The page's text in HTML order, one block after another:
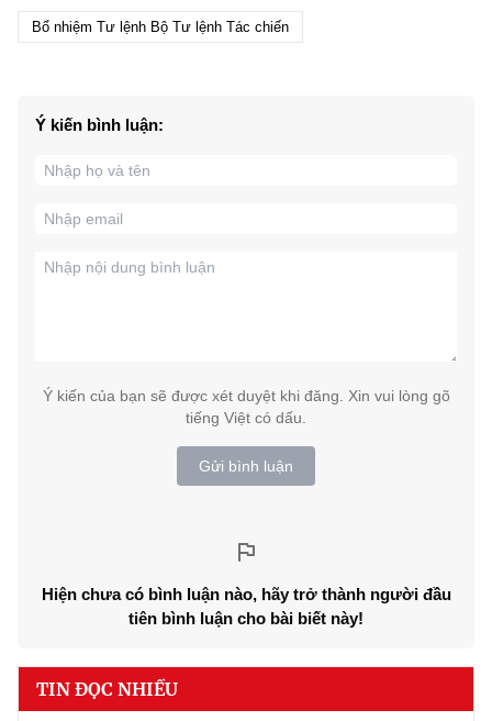
Bổ nhiệm Tư lệnh Bộ Tư lệnh Tác chiến
Ý kiến bình luận:
Ý kiến của bạn sẽ được xét duyệt khi đăng. Xin vui lòng gõ
tiếng Việt có dấu.
Gửi bình luận
Hiện chưa có bình luận nào, hãy trở thành người đầu
tiên bình luận cho bài biết này!
TIN ĐỌC NHIỀU